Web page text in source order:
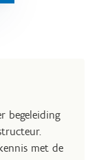
begeleiding
met de